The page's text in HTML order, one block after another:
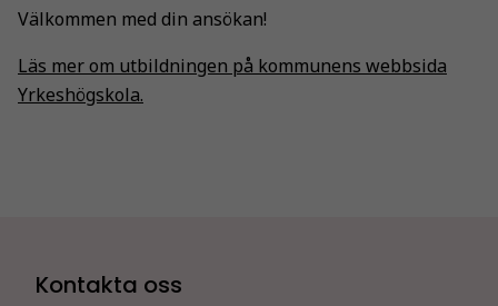
Välkommen med din ansökan!
Läs mer om utbildningen på kommunens webbsida
Yrkeshögskola.
Kontakta oss